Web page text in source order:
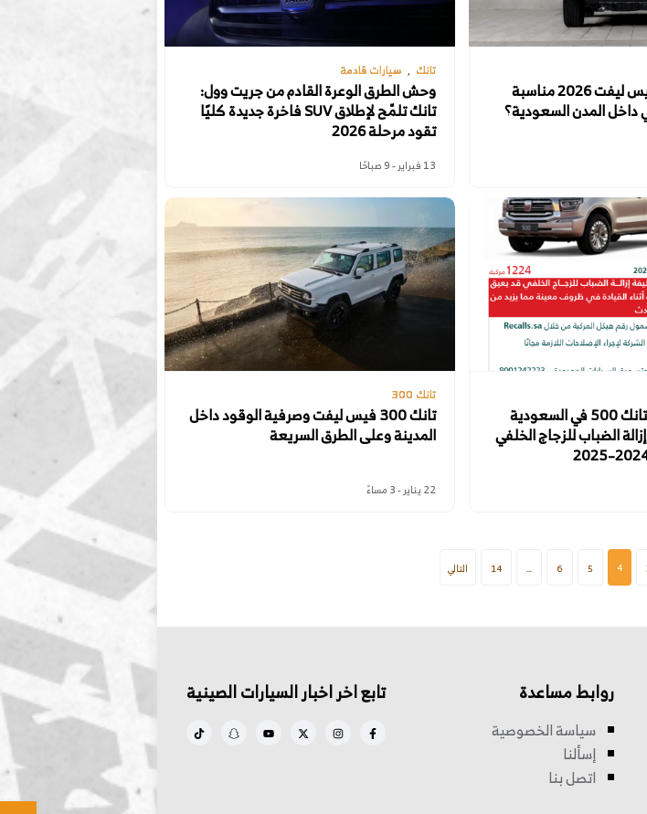
هل تانك 300 فيس ليفت 2026 مناسبة
داخل المدن السعودية؟
تانك سيارات قادمة
وحش الطرق الوعرة القادم من جريت وول:
تانك تلمّح لإطلاق SUV فاخرة جديدة كليًا
تقود مرحلة 2026
13 فبراير - 9 صباحًا
استدعاء سيارات تانك 500 في السعودية
الضباب للزجاج الخلفي
تانك 300
تانك 300 فيس ليفت وصرفية الوقود داخل
المدينة وعلى الطرق السريعة
22 يناير - 3 مساءً
4
5
6
…
14 التالي
روابط مساعدة
سياسة الخصوصية
إسألنا
اتصل بنا
تابع اخر اخبار السيارات الصينية